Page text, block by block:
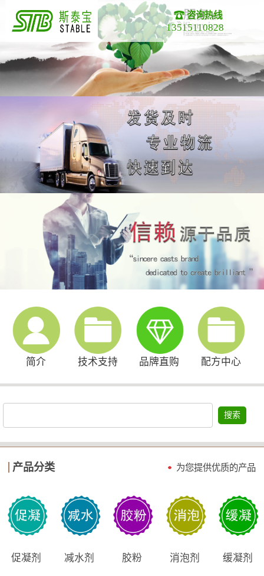
咨询热线
13515110828
简介 技术支持 品牌直购 配方中心
搜索
产品分类 为您提供优质的产品
促凝剂 减水剂 胶粉 消泡剂 缓凝剂